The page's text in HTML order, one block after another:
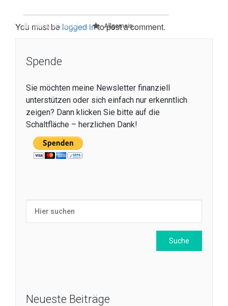
Michael Vaupel Allgemein
You must belogged into post a comment.
Spende
Sie möchten meine Newsletter finanziell
unterstützen oder sich einfach nur erkenntlich
zeigen? Dann klicken Sie bitte auf die
Schaltfläche – herzlichen Dank!
Neueste Beiträge